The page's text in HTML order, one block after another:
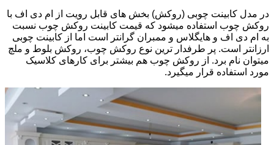
در مدل کابینت چوبی (روکش) بخش های قابل رویت از ام دی اف با
روکش چوب استفاده میشود که قیمت کابینت روکش چوب نسبت
به ام دی اف و هایگلاس و ممبران گرانتر است اما از کابینت چوبی
ارزانتر است. پر طرفدار ترین نوع روکش چوب، روکش بلوط و ملچ
میتوان نام برد. از روکش چوب هم بیشتر برای کارهای کلاسیک
مورد استفاده قرار میگیرد.